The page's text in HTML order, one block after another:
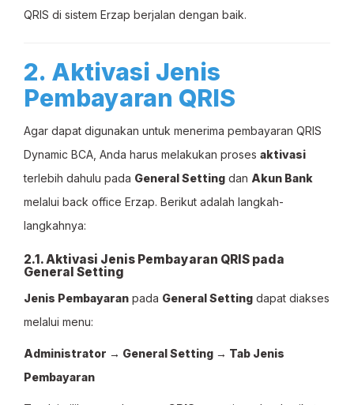
QRIS di sistem Erzap berjalan dengan baik.
2. Aktivasi Jenis
Pembayaran QRIS
Agar dapat digunakan untuk menerima pembayaran QRIS
Dynamic BCA, Anda harus melakukan proses aktivasi
terlebih dahulu pada General Setting dan Akun Bank
melalui back office Erzap. Berikut adalah langkah-
langkahnya:
2.1. Aktivasi Jenis Pembayaran QRIS pada
General Setting
Jenis Pembayaran pada General Setting dapat diakses
melalui menu:
Administrator → General Setting → Tab Jenis
Pembayaran